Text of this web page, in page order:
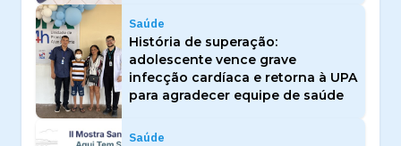
Saúde
História de superação:
adolescente vence grave
infecção cardíaca e retorna à UPA
para agradecer equipe de saúde
Saúde